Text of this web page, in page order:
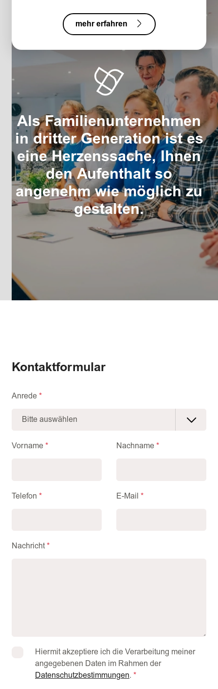
mehr erfahren
Als Familienunternehmen
in dritter Generation ist es
eine Herzenssache, Ihnen
den Aufenthalt so
angenehm wie möglich zu
gestalten.
Kontaktformular
Anrede *
Bitte auswählen
Bitte auswählen
Vorname * Nachname *
Telefon * E-Mail *
Nachricht*
Hiermit akzeptiere ich die Verarbeitung meiner
angegebenen Daten im Rahmen der
Datenschutzbestimmungen. *